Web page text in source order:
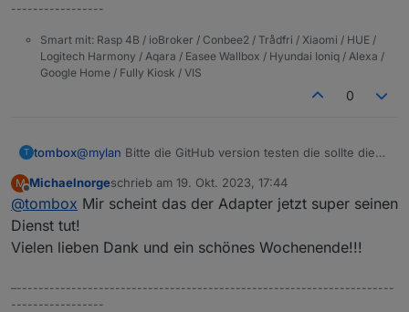
-----------------
Smart mit: Rasp 4B / ioBroker / Conbee2 / Trådfri / Xiaomi / HUE /
Logitech Harmony / Aqara / Easee Wallbox / Hyundai Ioniq / Alexa /
Google Home / Fully Kiosk / VIS
0
T tombox@mylan Bitte die GitHub version testen die sollte die
M
Offline
Michaelnorgeschrieb am 19. Okt. 2023, 17:44
zuletzt editiert von
@tombox Mir scheint das der Adapter jetzt super seinen
Dienst tut!
Vielen lieben Dank und ein schönes Wochenende!!!
–---------------------------------------------------------------------
-----------------